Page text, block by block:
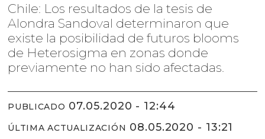
Chile: Los resultados de la tesis de
Alondra Sandoval determinaron que
existe la posibilidad de futuros blooms
de Heterosigma en zonas donde
previamente no han sido afectadas.
PUBLICADO 07.05.2020 - 12:44
ÚLTIMA ACTUALIZACIÓN 08.05.2020 - 13:21